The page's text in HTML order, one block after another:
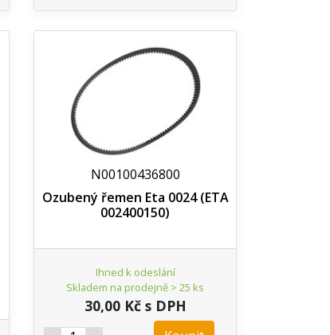
N00100436800
Ozubený řemen Eta 0024 (ETA
002400150)
Ihned k odeslání
Skladem na prodejně > 25 ks
30,00 Kč s DPH